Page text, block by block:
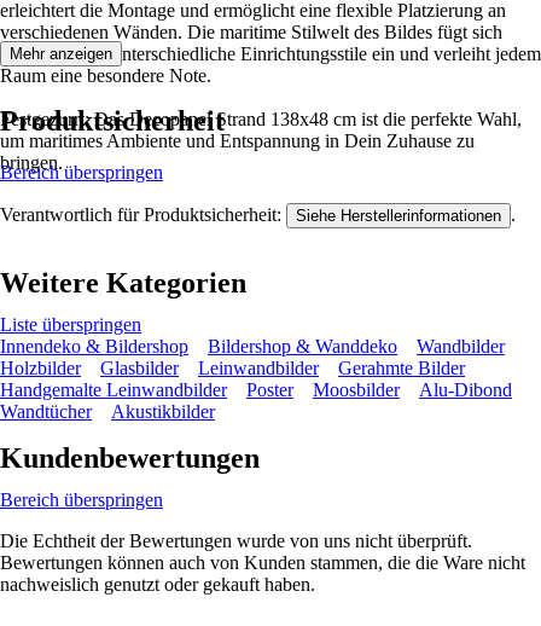
erleichtert die Montage und ermöglicht eine flexible Platzierung an
verschiedenen Wänden. Die maritime Stilwelt des Bildes fügt sich
harmonisch in unterschiedliche Einrichtungsstile ein und verleiht jedem
Raum eine besondere Note.
Festgezurrt: Das Decopanel Strand 138x48 cm ist die perfekte Wahl,
um maritimes Ambiente und Entspannung in Dein Zuhause zu
bringen.
Mehr anzeigen
Produktsicherheit
Bereich überspringen
Verantwortlich für Produktsicherheit: Siehe Herstellerinformationen .
Weitere Kategorien
Liste überspringen
Innendeko & Bildershop
Bildershop & Wanddeko
Wandbilder
Holzbilder
Glasbilder Leinwandbilder
Gerahmte Bilder
Handgemalte Leinwandbilder
Poster Moosbilder
Alu-Dibond
Wandtücher
Akustikbilder
Kundenbewertungen
Bereich überspringen
Die Echtheit der Bewertungen wurde von uns nicht überprüft.
Bewertungen können auch von Kunden stammen, die die Ware nicht
nachweislich genutzt oder gekauft haben.